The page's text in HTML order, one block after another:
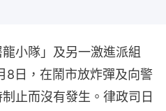
小隊」及另一激進派組
8日，在鬧市放炸彈及向警
止而沒有發生。律政司日